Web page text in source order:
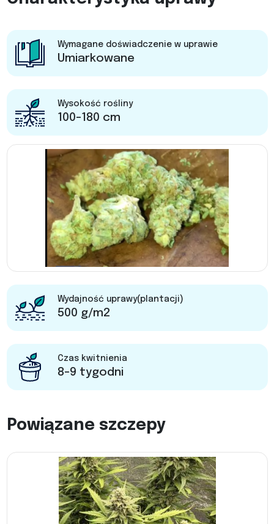
Wymagane doświadczenie w uprawie
Umiarkowane
Wysokość rośliny
100-180 cm
Wydajność uprawy(plantacji)
500 g/m2
Czas kwitnienia
8-9 tygodni
Powiązane szczepy